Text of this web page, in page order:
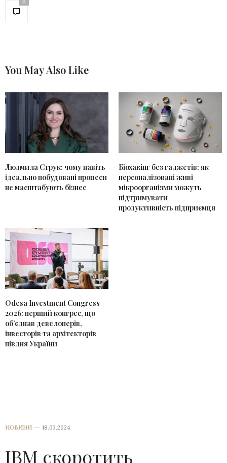
You May Also Like
Людмила Струк: чому навіть
ідеально побудовані процеси
не масштабують бізнес
Біохакінг без гаджетів: як
персоналізовані живі
мікроорганізми можуть
підтримувати
продуктивність підприємця
Odesa Investment Congress
2026: перший конгрес, що
об’єднав девелоперів,
інвесторів та архітекторів
півдня України
НОВИНИ 18.03.2024
IBM скоротить